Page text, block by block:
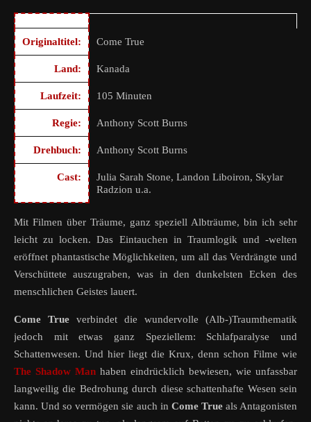
Originaltitel: Come True
Land: Kanada
Laufzeit: 105 Minuten
Regie: Anthony Scott Burns
Drehbuch: Anthony Scott Burns
Cast:
Julia Sarah Stone, Landon Liboiron, Skylar
Radzion u.a.
Mit Filmen über Träume, ganz speziell Albträume, bin ich sehr
leicht zu locken. Das Eintauchen in Traumlogik und -welten
eröffnet phantastische Möglichkeiten, um all das Verdrängte und
Verschüttete auszugraben, was in den dunkelsten Ecken des
menschlichen Geistes lauert.
Come True verbindet die wundervolle (Alb-)Traumthematik
jedoch mit etwas ganz Speziellem: Schlafparalyse und
Schattenwesen. Und hier liegt die Krux, denn schon Filme wie
The Shadow Man haben eindrücklich bewiesen, wie unfassbar
langweilig die Bedrohung durch diese schattenhafte Wesen sein
kann. Und so vermögen sie auch in Come Trueals Antagonisten